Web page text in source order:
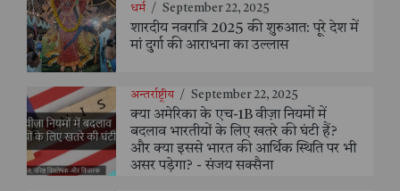
धर्म / September 22, 2025
शारदीय नवरात्रि 2025 की शुरुआत: पूरे देश में
मां दुर्गा की आराधना का उल्लास
अन्तर्राष्ट्रीय / September 22, 2025
क्या अमेरिका के एच-1B वीज़ा नियमों में
बदलाव भारतीयों के लिए खतरे की घंटी हैं?
और क्या इससे भारत की आर्थिक स्थिति पर भी
असर पड़ेगा? - संजय सक्सैना